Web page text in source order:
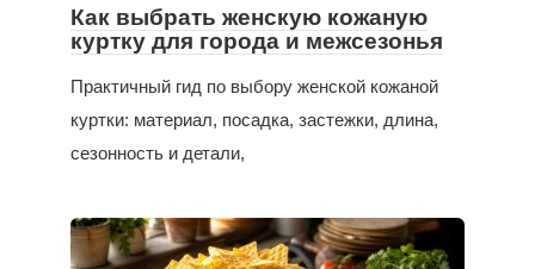
Как выбрать женскую кожаную
куртку для города и межсезонья
Практичный гид по выбору женской кожаной
куртки: материал, посадка, застежки, длина,
сезонность и детали,